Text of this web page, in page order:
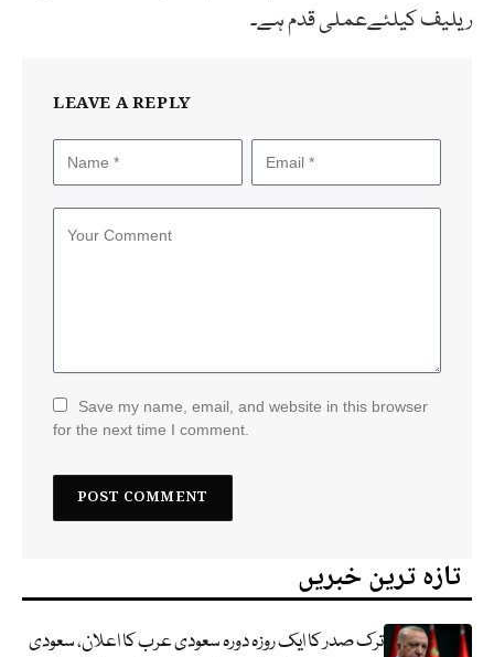
ریلیف کیلئےعملی قدم ہے۔
LEAVE A REPLY
Save my name, email, and website in this browser
for the next time I comment.
تازہ ترین خبریں
ترک صدر کا ایک روزہ دورہ سعودی عرب کا اعلان، سعودی